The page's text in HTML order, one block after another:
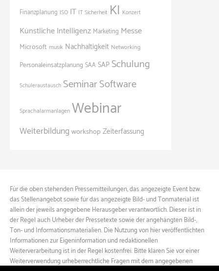
Finanzplanung ISO IT IT Sicherheit KI Konzert
Künstliche Intelligenz Marketing Messe
Microsoft musik Nachhaltigkeit Networking
Personaleinsatzplanung SAASAP Schulung
Schüleraustausch SeminarSoftware
Sprachalarmanlagen Webinar
Weiterbildung workshop Zeiterfassung
Für die oben stehenden Pressemitteilungen, das angezeigte Event bzw.
das Stellenangebot sowie für das angezeigte Bild- und Tonmaterial ist
allein der jeweils angegebene Herausgeber verantwortlich. Dieser ist in
der Regel auch Urheber der Pressetexte sowie der angehängten Bild-,
Ton- und Informationsmaterialien. Die Nutzung von hier veröffentlichten
Informationen zur Eigeninformation und redaktionellen
Weiterverarbeitung ist in der Regel kostenfrei. Bitte klären Sie vor einer
Weiterverwendung urheberrechtliche Fragen mit dem angegebenen